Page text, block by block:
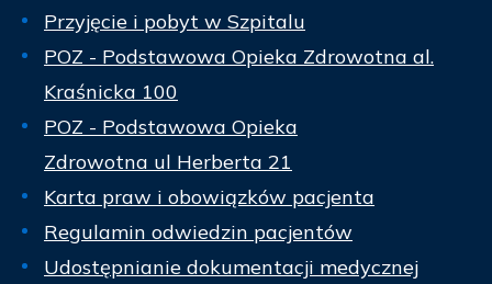
Przyjęcie i pobyt w Szpitalu
POZ - Podstawowa Opieka Zdrowotna al.
Kraśnicka 100
POZ - Podstawowa Opieka
Zdrowotna ul Herberta 21
Karta praw i obowiązków pacjenta
Regulamin odwiedzin pacjentów
Udostępnianie dokumentacji medycznej